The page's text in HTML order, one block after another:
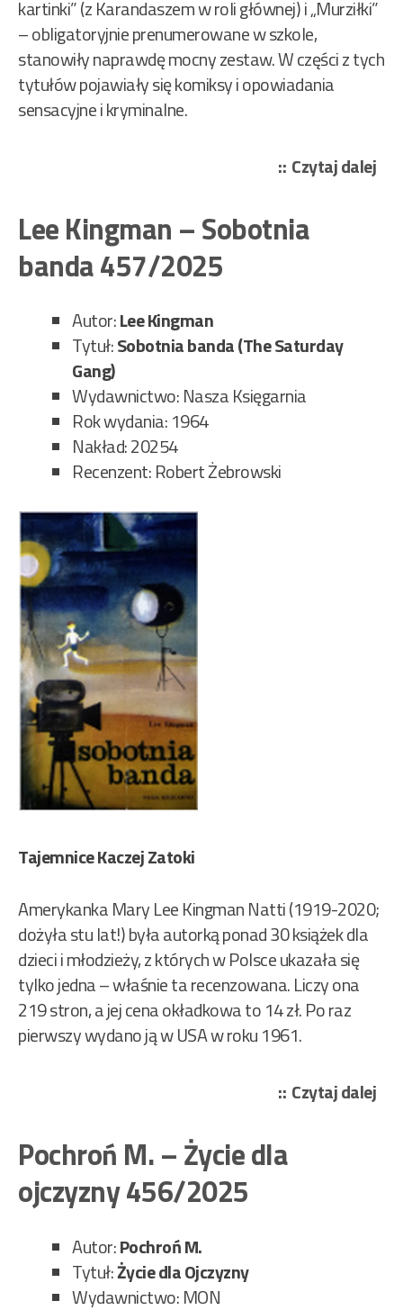
kartinki” (z Karandaszem w roli głównej) i „Murziłki”
– obligatoryjnie prenumerowane w szkole,
stanowiły naprawdę mocny zestaw. W części z tych
tytułów pojawiały się komiksy i opowiadania
sensacyjne i kryminalne.
Czytaj dalej
Lee Kingman – Sobotnia
banda 457/2025
Autor:Lee Kingman
Tytuł:Sobotnia banda (The Saturday
Gang)
Wydawnictwo: Nasza Księgarnia
Rok wydania: 1964
Nakład: 20254
Recenzent: Robert Żebrowski
Tajemnice Kaczej Zatoki
Amerykanka Mary Lee Kingman Natti (1919-2020;
dożyła stu lat!) była autorką ponad 30 książek dla
dzieci i młodzieży, z których w Polsce ukazała się
tylko jedna – właśnie ta recenzowana. Liczy ona
219 stron, a jej cena okładkowa to 14 zł. Po raz
pierwszy wydano ją w USA w roku 1961.
Czytaj dalej
Pochroń M. – Życie dla
ojczyzny 456/2025
Autor:Pochroń M.
Tytuł:Życie dla Ojczyzny
Wydawnictwo: MON